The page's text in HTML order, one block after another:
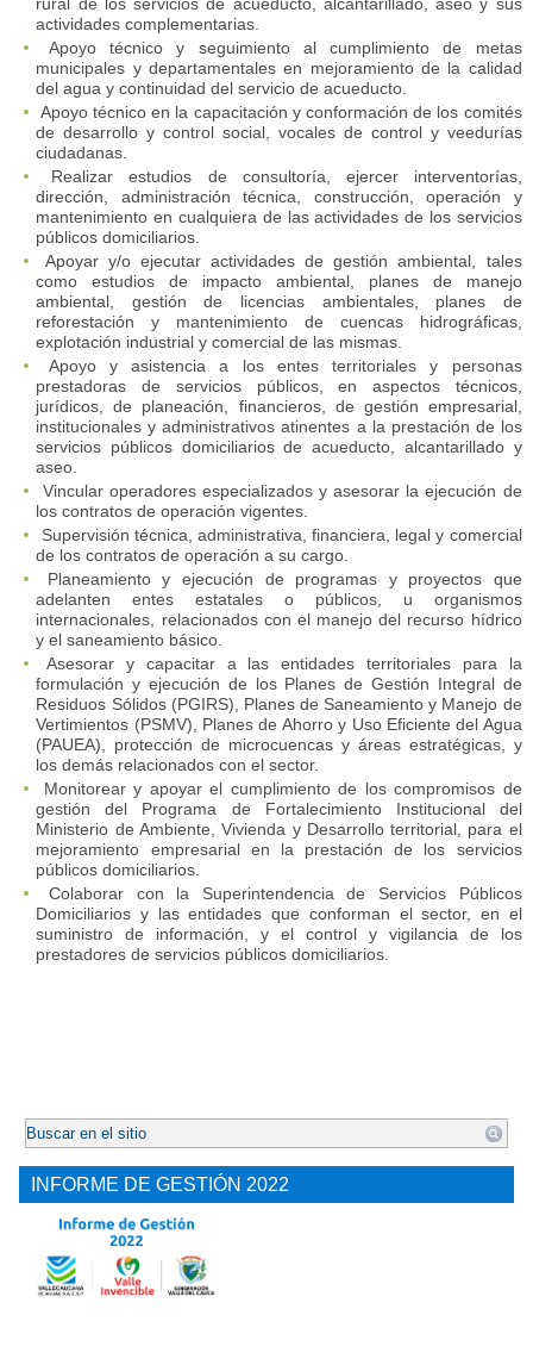
rural de los servicios de acueducto, alcantarillado, aseo y sus
actividades complementarias.
Apoyo técnico y seguimiento al cumplimiento de metas
municipales y departamentales en mejoramiento de la calidad
del agua y continuidad del servicio de acueducto.
Apoyo técnico en la capacitación y conformación de los comités
de desarrollo y control social, vocales de control y veedurías
ciudadanas.
Realizar estudios de consultoría, ejercer interventorías,
dirección, administración técnica, construcción, operación y
mantenimiento en cualquiera de las actividades de los servicios
públicos domiciliarios.
Apoyar y/o ejecutar actividades de gestión ambiental, tales
como estudios de impacto ambiental, planes de manejo
ambiental, gestión de licencias ambientales, planes de
reforestación y mantenimiento de cuencas hidrográficas,
explotación industrial y comercial de las mismas.
Apoyo y asistencia a los entes territoriales y personas
prestadoras de servicios públicos, en aspectos técnicos,
jurídicos, de planeación, financieros, de gestión empresarial,
institucionales y administrativos atinentes a la prestación de los
servicios públicos domiciliarios de acueducto, alcantarillado y
aseo.
Vincular operadores especializados y asesorar la ejecución de
los contratos de operación vigentes.
Supervisión técnica, administrativa, financiera, legal y comercial
de los contratos de operación a su cargo.
Planeamiento y ejecución de programas y proyectos que
adelanten entes estatales o públicos, u organismos
internacionales, relacionados con el manejo del recurso hídrico
y el saneamiento básico.
Asesorar y capacitar a las entidades territoriales para la
formulación y ejecución de los Planes de Gestión Integral de
Residuos Sólidos (PGIRS), Planes de Saneamiento y Manejo de
Vertimientos (PSMV), Planes de Ahorro y Uso Eficiente del Agua
(PAUEA), protección de microcuencas y áreas estratégicas, y
los demás relacionados con el sector.
Monitorear y apoyar el cumplimiento de los compromisos de
gestión del Programa de Fortalecimiento Institucional del
Ministerio de Ambiente, Vivienda y Desarrollo territorial, para el
mejoramiento empresarial en la prestación de los servicios
públicos domiciliarios.
Colaborar con la Superintendencia de Servicios Públicos
Domiciliarios y las entidades que conforman el sector, en el
suministro de información, y el control y vigilancia de los
prestadores de servicios públicos domiciliarios.
.
INFORME DE GESTIÓN 2022